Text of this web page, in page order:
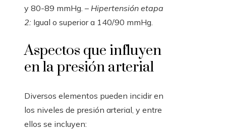
y 80-89 mmHg. – Hipertensión etapa
2: Igual o superior a 140/90 mmHg.
Aspectos que influyen
en la presión arterial
Diversos elementos pueden incidir en
los niveles de presión arterial, y entre
ellos se incluyen: